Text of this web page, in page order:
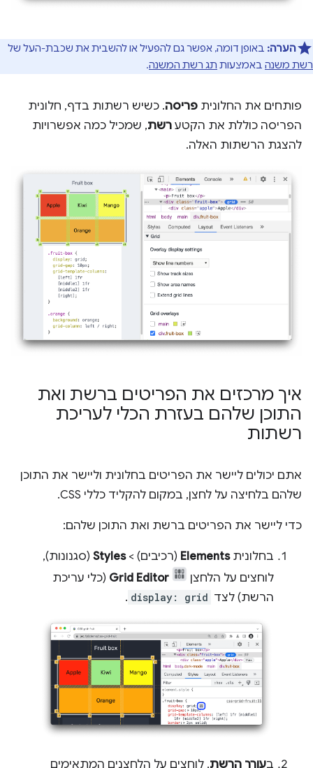
הערה: באופן דומה, אפשר גם להפעיל או להשבית את שכבת-העל של
רשת משנה באמצעות תג רשת המשנה.
פותחים את החלונית פריסה. כשיש רשתות בדף, חלונית
הפריסה כוללת את הקטע רשת, שמכיל כמה אפשרויות
להצגת הרשתות האלה.
איך מרכזים את הפריטים ברשת ואת
התוכן שלהם בעזרת הכלי לעריכת
רשתות
אתם יכולים ליישר את הפריטים בחלונית וליישר את התוכן
שלהם בלחיצה על לחצן, במקום להקליד כללי CSS.
כדי ליישר את הפריטים ברשת ואת התוכן שלהם:
בחלוניתElements (רכיבים) >Styles (סגנונות),
לוחצים על הלחצן
Grid Editor (כלי עריכת
הרשת) לצד display: grid
.
בעורך הרשת, לוחצים על הלחצנים המתאימים